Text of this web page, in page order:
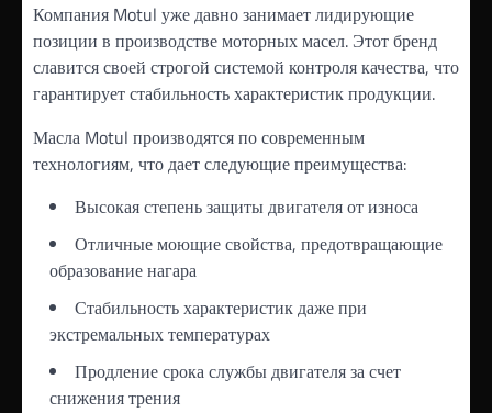
Компания Motul уже давно занимает лидирующие
позиции в производстве моторных масел. Этот бренд
славится своей строгой системой контроля качества, что
гарантирует стабильность характеристик продукции.
Масла Motul производятся по современным
технологиям, что дает следующие преимущества:
Высокая степень защиты двигателя от износа
Отличные моющие свойства, предотвращающие
образование нагара
Стабильность характеристик даже при
экстремальных температурах
Продление срока службы двигателя за счет
снижения трения